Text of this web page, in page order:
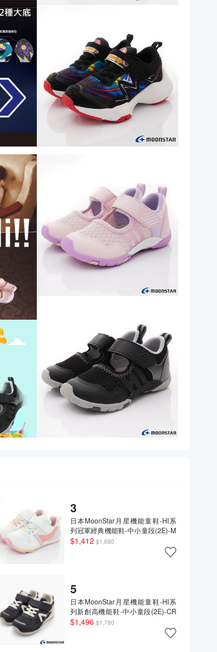
3
日本MoonStar月星機能童鞋-HI系
列冠軍經典機能鞋-中小童段(2E)-M
SCNC2121STW8白/櫻花粉(15~21
$1,412 $1,680
5
日本MoonStar月星機能童鞋-HI系
列新創高機能鞋-中小童段(2E)-CR
C2365HI56黑白(16~21cm)
$1,496 $1,780